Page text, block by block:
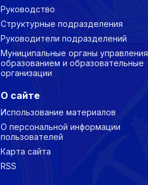
Руководство
Структурные подразделения
Руководители подразделений
Муниципальные органы управления
образованием и образовательные
организации
О сайте
Использование материалов
О персональной информации
пользователей
Карта сайта
RSS